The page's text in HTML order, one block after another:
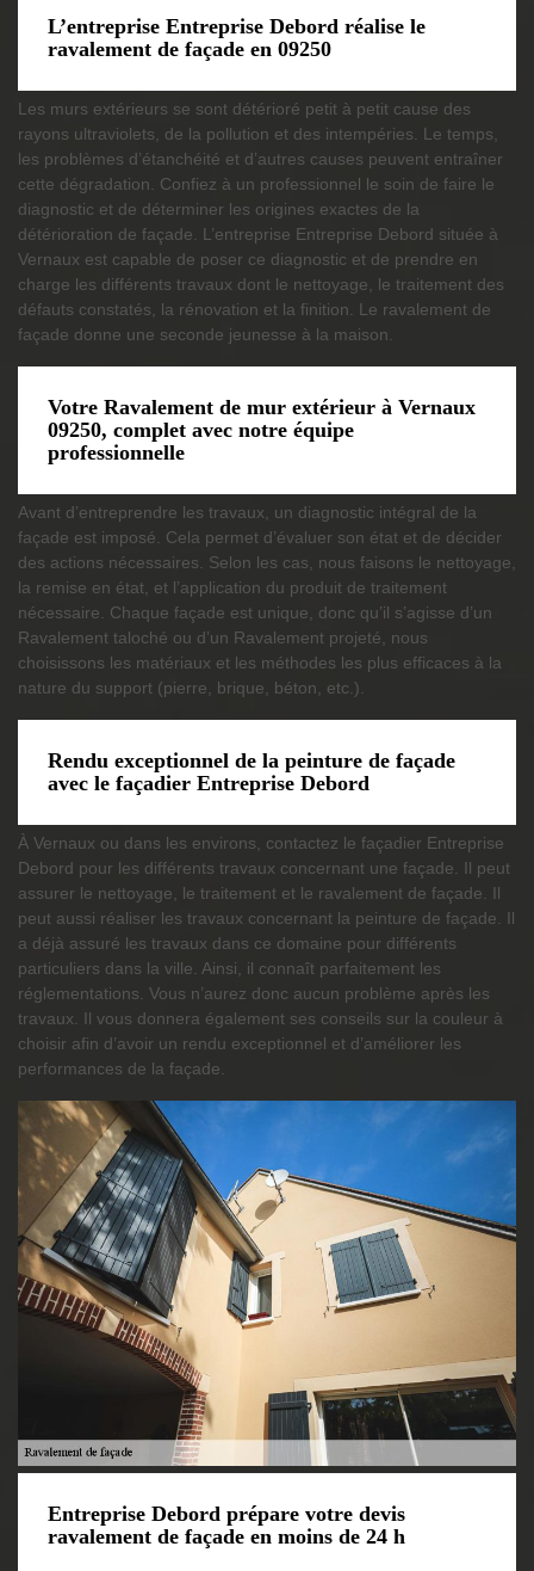
L’entreprise Entreprise Debord réalise le
ravalement de façade en 09250
Les murs extérieurs se sont détérioré petit à petit cause des
rayons ultraviolets, de la pollution et des intempéries. Le temps,
les problèmes d’étanchéité et d’autres causes peuvent entraîner
cette dégradation. Confiez à un professionnel le soin de faire le
diagnostic et de déterminer les origines exactes de la
détérioration de façade. L’entreprise Entreprise Debord située à
Vernaux est capable de poser ce diagnostic et de prendre en
charge les différents travaux dont le nettoyage, le traitement des
défauts constatés, la rénovation et la finition. Le ravalement de
façade donne une seconde jeunesse à la maison.
Votre Ravalement de mur extérieur à Vernaux
09250, complet avec notre équipe
professionnelle
Avant d’entreprendre les travaux, un diagnostic intégral de la
façade est imposé. Cela permet d’évaluer son état et de décider
des actions nécessaires. Selon les cas, nous faisons le nettoyage,
la remise en état, et l’application du produit de traitement
nécessaire. Chaque façade est unique, donc qu’il s’agisse d’un
Ravalement taloché ou d’un Ravalement projeté, nous
choisissons les matériaux et les méthodes les plus efficaces à la
nature du support (pierre, brique, béton, etc.).
Rendu exceptionnel de la peinture de façade
avec le façadier Entreprise Debord
À Vernaux ou dans les environs, contactez le façadier Entreprise
Debord pour les différents travaux concernant une façade. Il peut
assurer le nettoyage, le traitement et le ravalement de façade. Il
peut aussi réaliser les travaux concernant la peinture de façade. Il
a déjà assuré les travaux dans ce domaine pour différents
particuliers dans la ville. Ainsi, il connaît parfaitement les
réglementations. Vous n’aurez donc aucun problème après les
travaux. Il vous donnera également ses conseils sur la couleur à
choisir afin d’avoir un rendu exceptionnel et d’améliorer les
performances de la façade.
Entreprise Debord prépare votre devis
ravalement de façade en moins de 24 h